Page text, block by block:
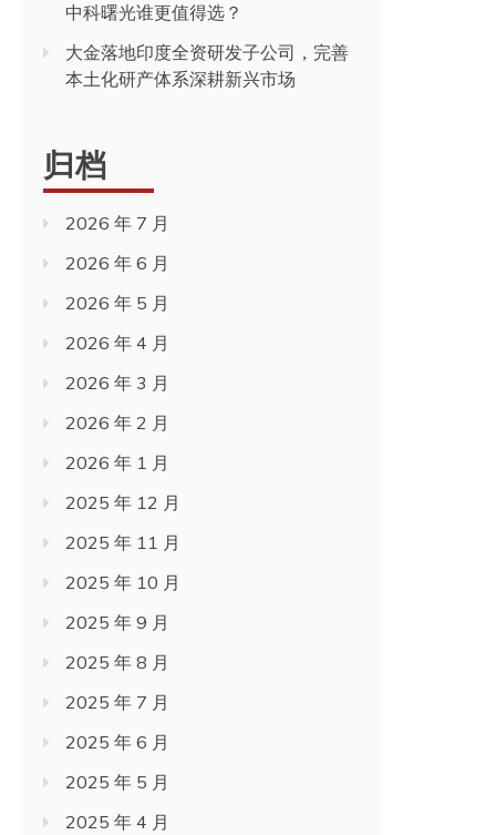
中科曙光谁更值得选？
大金落地印度全资研发子公司，完善
本土化研产体系深耕新兴市场
归档
2026 年 7 月
2026 年 6 月
2026 年 5 月
2026 年 4 月
2026 年 3 月
2026 年 2 月
2026 年 1 月
2025 年 12 月
2025 年 11 月
2025 年 10 月
2025 年 9 月
2025 年 8 月
2025 年 7 月
2025 年 6 月
2025 年 5 月
2025 年 4 月